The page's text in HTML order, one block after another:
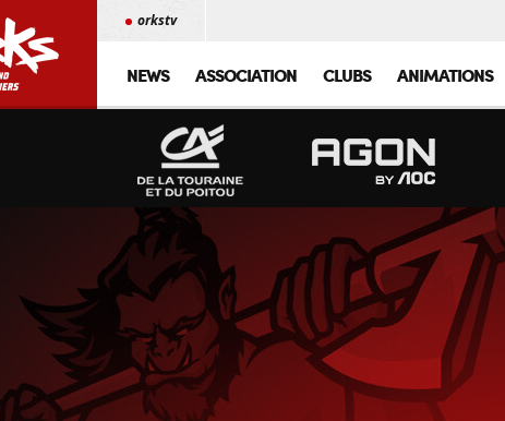
orkstv
NEWS ASSOCIATION CLUBS ANIMATIONS